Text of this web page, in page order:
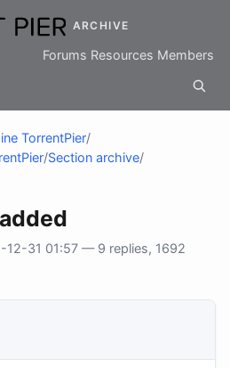
ARCHIVE
Forums Resources Members
TorrentPier/
/Section archive/
12-31 01:57 — 9 replies, 1692